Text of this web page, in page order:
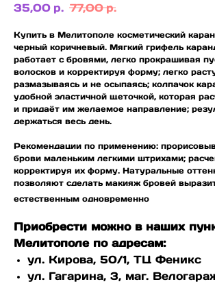
35,00 р. 77,00 р.
Купить в Мелитополе косметический
черный коричневый. Мягкий грифель
работает с бровями, легко прокрашивая
волосков и корректируя форму; легко
размазываясь и не осыпаясь; колпачок
удобной эластичной щеточкой, которая
и придаёт им желаемое направление;
держаться весь день.
Рекомендации по применению:
брови маленьким легкими штрихами;
корректируя их форму. Натуральные
позволяют сделать макияж бровей
естественным одновременно
Приобрести можно в наших
Мелитополе по адресам:
ул. Кирова, 50/1, ТЦ Феникс
ул. Гагарина, 3, маг.